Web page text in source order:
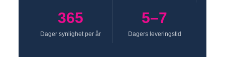
365
Dager synlighet per år
5–7
Dagers leveringstid